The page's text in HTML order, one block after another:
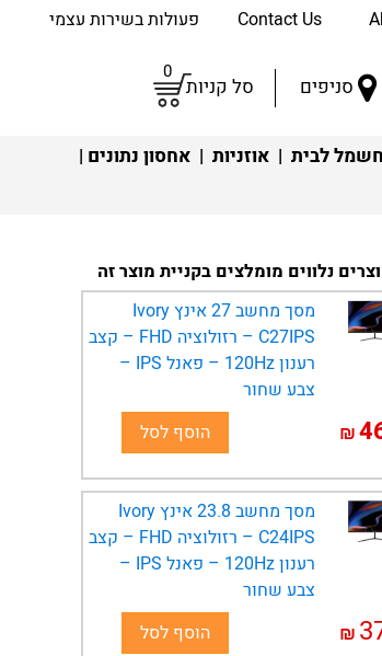
פעולות בשירות עצמי
סניפים סל קניות
0
לבית | אוזניות | אחסון נתונים |
נלווים מומלצים בקניית מוצר זה
מסך מחשב 27 אינץ Ivory
C27IPS – רזולוציה FHD – קצב
רענון 120Hz – פאנל IPS –
צבע שחור
₪ הוסף לסל
מסך מחשב 23.8 אינץ Ivory
C24IPS – רזולוציה FHD – קצב
רענון 120Hz – פאנל IPS –
צבע שחור
₪ הוסף לסל